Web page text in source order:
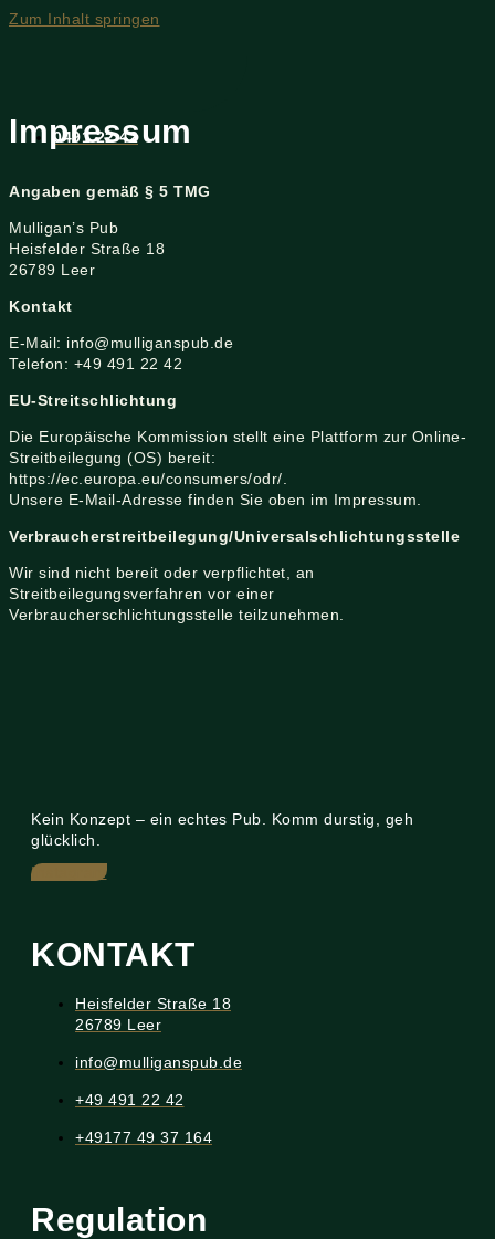
Zum Inhalt springen
0491 22 42
Impressum
Angaben gemäß § 5 TMG
Mulligan’s Pub
Heisfelder Straße 18
26789 Leer
Kontakt
E-Mail: info@mulliganspub.de
Telefon: +49 491 22 42
EU-Streitschlichtung
Die Europäische Kommission stellt eine Plattform zur Online-
Streitbeilegung (OS) bereit:
https://ec.europa.eu/consumers/odr/.
Unsere E-Mail-Adresse finden Sie oben im Impressum.
Verbraucher­streit­beilegung/Universal­schlichtungs­stelle
Wir sind nicht bereit oder verpflichtet, an
Streitbeilegungsverfahren vor einer
Verbraucherschlichtungsstelle teilzunehmen.
Kein Konzept – ein echtes Pub. Komm durstig, geh
glücklich.
Instagram
KONTAKT
Heisfelder Straße 18
26789 Leer
info@mulliganspub.de
+49 491 22 42
+49177 49 37 164
Regulation